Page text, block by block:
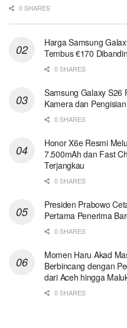
0 SHARES
Harga Samsung
Tembus €170
0 SHARES
Samsung Galaxy S26
Kamera dan
0 SHARES
Honor X6e Resmi
7.500mAh dan Fast
Terjangkau
0 SHARES
Presiden Prabowo
Pertama Penerima
0 SHARES
Momen Haru Akad
Berbincang dengan
dari Aceh hingga
0 SHARES